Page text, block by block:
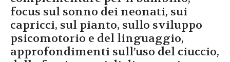
focus sul sonno dei neonati, sui
capricci, sul pianto, sullo sviluppo
psicomotorio e del linguaggio,
approfondimenti sull’uso del ciuccio,